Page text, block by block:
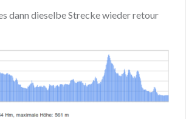
dann dieselbe Strecke wieder retour